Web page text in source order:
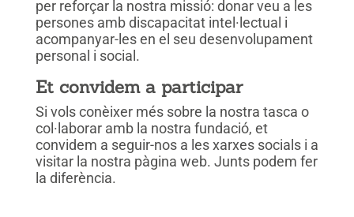
per reforçar la nostra missió: donar veu a les
persones amb discapacitat intel·lectual i
acompanyar-les en el seu desenvolupament
personal i social.
Et convidem a participar
Si vols conèixer més sobre la nostra tasca o
col·laborar amb la nostra fundació, et
convidem a seguir-nos a les xarxes socials i a
visitar la nostra pàgina web. Junts podem fer
la diferència.